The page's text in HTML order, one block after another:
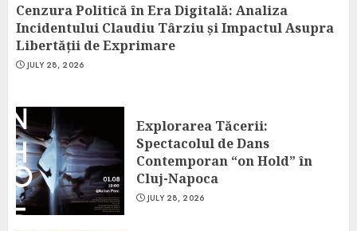
Cenzura Politică în Era Digitală: Analiza
Incidentului Claudiu Târziu și Impactul Asupra
Libertății de Exprimare
JULY 28, 2026
Explorarea Tăcerii:
Spectacolul de Dans
Contemporan “on Hold” în
Cluj-Napoca
JULY 28, 2026